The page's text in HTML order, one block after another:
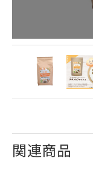
関連商品